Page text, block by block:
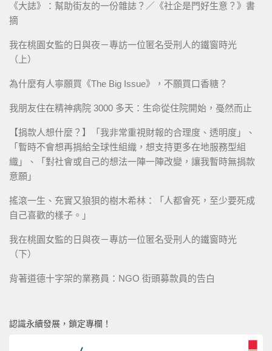
《大誌》：幫助街友的一份雜誌？／《社企是門好生意？》書
摘
我在桃園女監的日與夜－專訪一位匿名受刑人的鐵窗時光
（上）
為什麼有人寧願買《The Big Issue》，不願買口香糖？
我朋友住在精神病院 3000 多天：生命從住院開始，戞然而止
【捐款人想什麼？】「我非常重視財報的合理度、透明度」、
「暫時不會想再捐給全球性組織，想支持更多在地服務型組
織」、「對社會或自己的想法一陣一陣改變，讓我暫時無捐款
意願」
搖滾一生、充實又狼狽的樹木希林：「人都會死，至少要死成
自己喜歡的樣子。」
我在桃園女監的日與夜－專訪一位匿名受刑人的鐵窗時光
（下）
背著道德十字架的業務員：NGO 街頭募款員的告白
認識永續發展，鎖定專欄！